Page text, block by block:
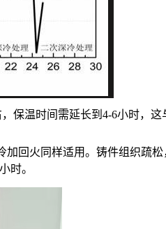
保温时间需延长到4-6小时
回火同样适用。铸件组织疏
时。